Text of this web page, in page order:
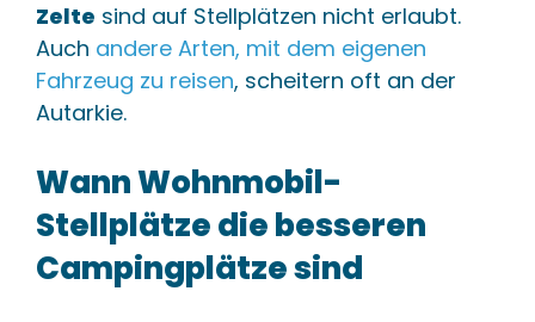
Zelte sind auf Stellplätzen nicht erlaubt.
Auch andere Arten, mit dem eigenen
Fahrzeug zu reisen, scheitern oft an der
Autarkie.
Wann Wohnmobil-
Stellplätze die besseren
Campingplätze sind